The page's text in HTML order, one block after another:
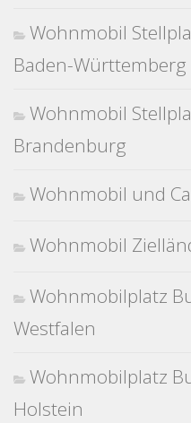
Wohnmobil
Baden-Württemberg
Wohnmobil
Brandenburg
Wohnmobil und
Wohnmobil
Wohnmobilplatz
Westfalen
Wohnmobilplatz
Holstein